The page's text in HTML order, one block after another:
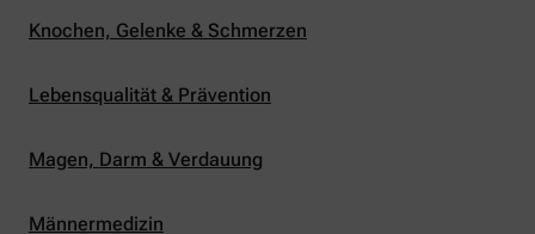
Knochen, Gelenke & Schmerzen
Lebensqualität & Prävention
Magen, Darm & Verdauung
Männermedizin